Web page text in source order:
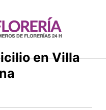
en Villa